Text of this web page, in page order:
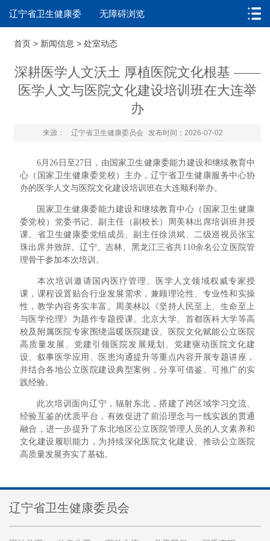
辽宁省卫生健康委 无障碍浏览
首页 > 新闻信息 > 处室动态
深耕医学人文沃土 厚植医院文化根基 ——
医学人文与医院文化建设培训班在大连举
办
来源： 辽宁省卫生健康委员会 发布时间：2026-07-02
6月26日至27日，由国家卫生健康委能力建设和继续教育中
心（国家卫生健康委党校）主办，辽宁省卫生健康服务中心协
办的医学人文与医院文化建设培训班在大连顺利举办。
国家卫生健康委能力建设和继续教育中心（国家卫生健康
委党校）党委书记、副主任（副校长）周美林出席培训班并授
课。省卫生健康委党组成员、副主任徐洪斌、二级巡视员张宝
珠出席并致辞。辽宁、吉林、黑龙江三省共110余名公立医院管
理骨干参加本次培训。
本次培训邀请国内医疗管理、医学人文领域权威专家授
课，课程设置贴合行业发展需求，兼顾理论性、专业性和实操
性，教学内容务实丰富。周美林以《坚持人民至上、生命至上
与医学伦理》为题作专题授课。北京大学、首都医科大学等高
校及附属医院专家围绕温暖医院建设、医院文化赋能公立医院
高质量发展、党建引领医院发展规划、党建驱动医院文化建
设、叙事医学应用、医患沟通提升等重点内容开展专题讲座，
并结合各地公立医院建设典型案例，分享可借鉴、可推广的实
践经验。
此次培训面向辽宁，辐射东北，搭建了跨区域学习交流、
经验互鉴的优质平台，有效促进了前沿理念与一线实践的贯通
融合，进一步提升了东北地区公立医院管理人员的人文素养和
文化建设履职能力，为持续深化医院文化建设、推动公立医院
高质量发展夯实了基础。
辽宁省卫生健康委员会